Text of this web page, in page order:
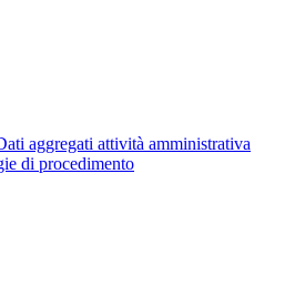
aggregati attività amministrativa
di procedimento